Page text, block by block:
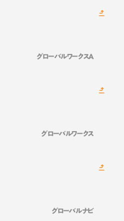
グローバルワークスA
グローバルワークス
グローバルナビ